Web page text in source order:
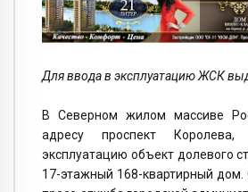
Для ввода в эксплуатацию ЖСК
В Северном жилом массиве
адресу проспект
эксплуатацию объект долевого
17-этажный 168-квартирный